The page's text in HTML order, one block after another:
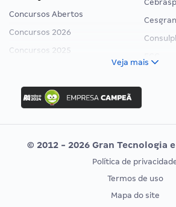
Concursos Abertos
Concursos 2026
Concursos 2025
Concurso Ibama
Concurso MPU
Editais publicados
Vunesp
CONCURSOS POR PROFISSÃO
EXAME
Veja mais
© 2012 - 2026 Gran Tecnologia
Política de
Termos de uso
Mapa do site